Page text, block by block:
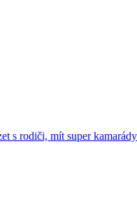
s rodiči, mít super